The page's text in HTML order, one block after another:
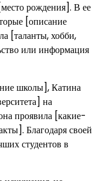
рождения]. В ее
[описание
[таланты, хобби,
или информация
школы], Катина
на
проявила [какие-
Благодаря своей
студентов в